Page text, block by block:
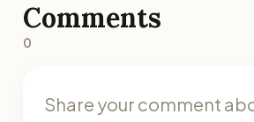
Comments
0